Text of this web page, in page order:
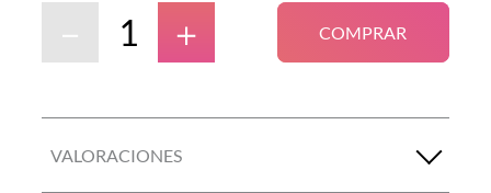
＋
－ COMPRAR
VALORACIONES